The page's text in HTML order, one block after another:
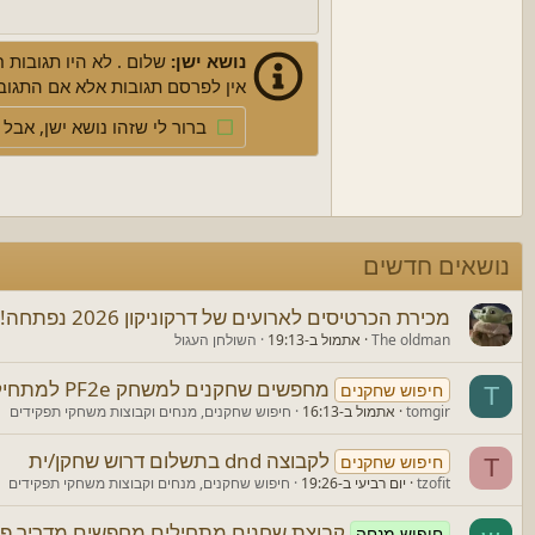
18
22
כותרת 3
Georgia
Tahoma
Times New Roman
Trebuchet MS
נושא ישן: שלום . לא היו
אין לפרסם תגובות אלא אם
ברור לי שזהו נושא ישן,
נושאים חדשים
מכירת הכרטיסים לארועים של דרקוניקון 2026 נפתחה!
The oldman אתמול ב-19:13 השולחן העגול
T חיפוש שחקנים מחפשים שחקנים למשחק PF2e למתחילים בבאר שבע
tomgir אתמול ב-16:13 חיפוש שחקנים, מנחים וקבוצות משחקי תפקידים
T חיפוש שחקנים לקבוצה dnd בתשלום דרוש שחקן/ית
tzofit יום רביעי ב-19:26 חיפוש שחקנים, מנחים וקבוצות משחקי תפקידים